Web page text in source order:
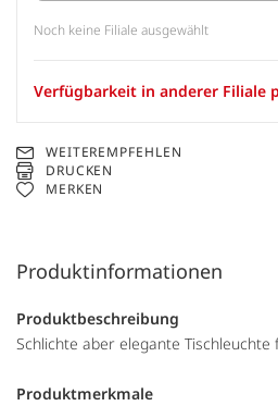
Noch keine Filiale ausgewählt
Verfügbarkeit in anderer Filiale
WEITEREMPFEHLEN
DRUCKEN
MERKEN
Produktinformationen
Produktbeschreibung
Schlichte aber elegante Tischleuchte
Produktmerkmale